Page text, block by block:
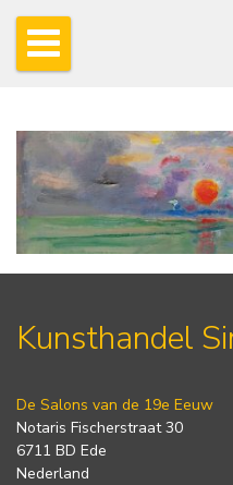
Kunsthandel
De Salons van de 19e Eeuw
Notaris Fischerstraat 30
6711 BD Ede
Nederland